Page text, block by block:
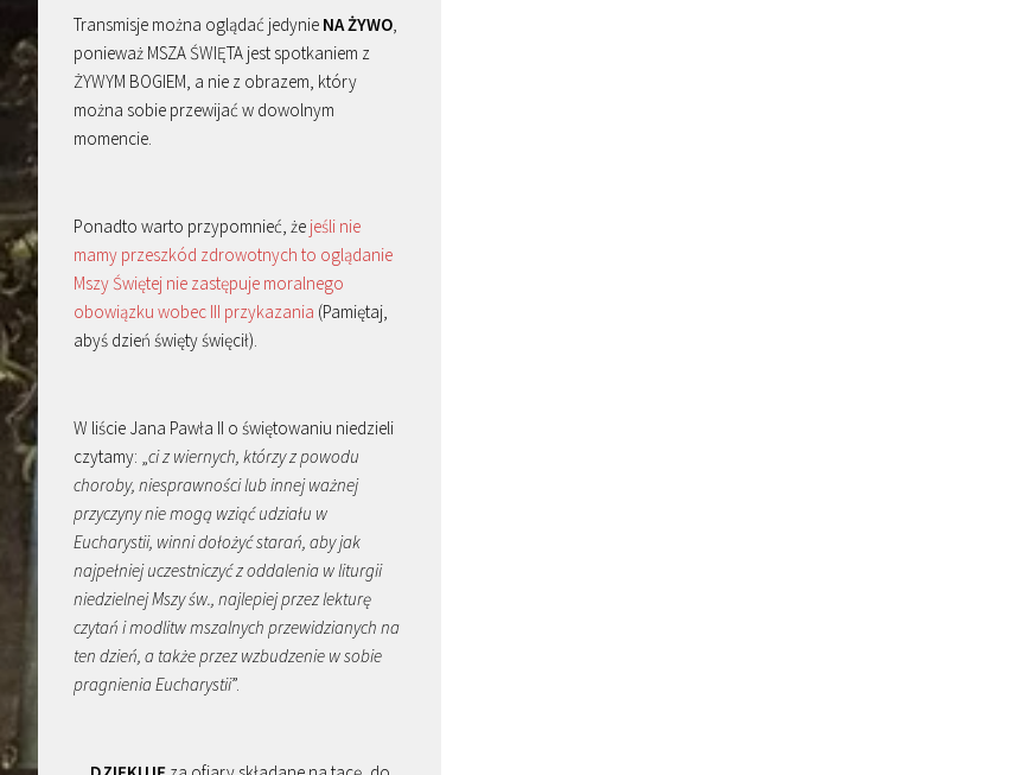
Transmisje można oglądać jedynie NA ŻYWO,
ponieważ MSZA ŚWIĘTA jest spotkaniem z
ŻYWYM BOGIEM, a nie z obrazem, który
można sobie przewijać w dowolnym
momencie.
Ponadto warto przypomnieć, że jeśli nie
mamy przeszkód zdrowotnych to oglądanie
Mszy Świętej nie zastępuje moralnego
obowiązku wobec III przykazania (Pamiętaj,
abyś dzień święty święcił).
W liście Jana Pawła II o świętowaniu niedzieli
czytamy: „ci z wiernych, którzy z powodu
choroby, niesprawności lub innej ważnej
przyczyny nie mogą wziąć udziału w
Eucharystii, winni dołożyć starań, aby jak
najpełniej uczestniczyć z oddalenia w liturgii
niedzielnej Mszy św., najlepiej przez lekturę
czytań i modlitw mszalnych przewidzianych na
ten dzień, a także przez wzbudzenie w sobie
pragnienia Eucharystii”.